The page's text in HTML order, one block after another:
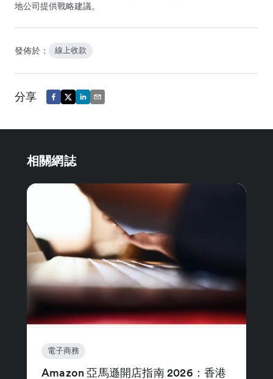
地公司提供戰略建議。
發佈於： 線上收款
分享
相關網誌
電子商務
Amazon 亞馬遜開店指南 2026：香港